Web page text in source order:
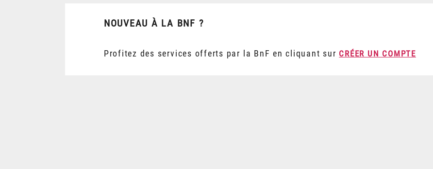
NOUVEAU À LA BNF ?
Profitez des services offerts par la BnF en cliquant sur CRÉER UN COMPTE